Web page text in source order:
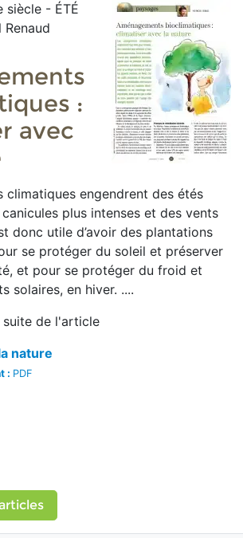
siècle - ÉTÉ
:
avec
climatiques engendrent des étés
plus intenses et des vents
donc utile d’avoir des plantations
se protéger du soleil et préserver
et pour se protéger du froid et
solaires, en hiver. ....
de l'article
nature
: PDF